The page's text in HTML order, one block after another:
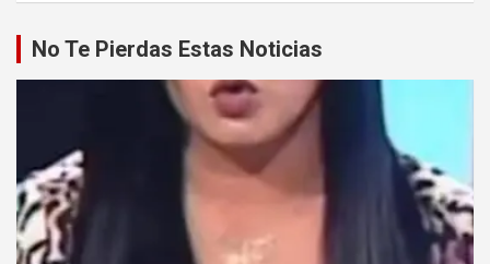
No Te Pierdas Estas Noticias